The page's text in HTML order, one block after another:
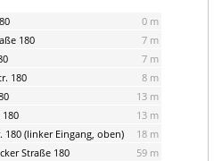
0 m
180
7 m
7 m
180
8 m
13 m
13 m
(linker Eingang, oben)
18 m
Straße 180
59 m